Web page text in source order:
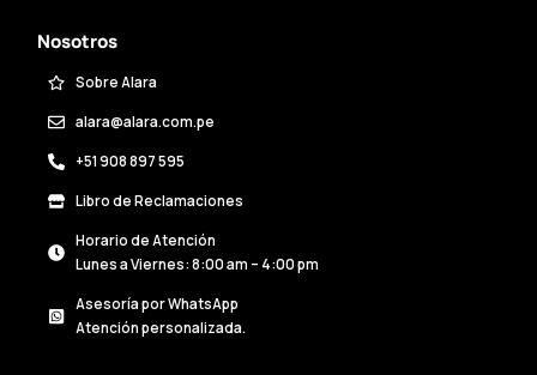
Nosotros
Sobre Alara
alara@alara.com.pe
+51 908 897 595
Libro de Reclamaciones
Horario de Atención
Lunes a Viernes: 8:00 am – 4:00 pm
Asesoría por WhatsApp
Atención personalizada.